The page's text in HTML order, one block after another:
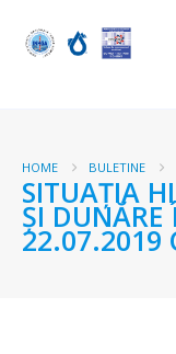
HOME BULETINE
SITUAŢIA
ŞI
22.07.2019